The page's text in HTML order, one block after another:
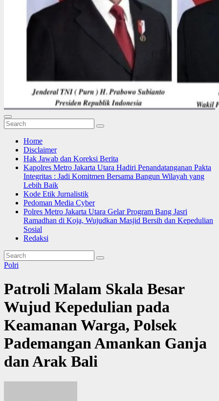
Home
Disclaimer
Hak Jawab dan Koreksi Berita
Kapolres Metro Jakarta Utara Hadiri Penandatanganan Pakta
Integritas : Jadi Komitmen Bersama Bangun Wilayah yang
Lebih Baik
Kode Etik Jurnalistik
Pedoman Media Cyber
Polres Metro Jakarta Utara Gelar Program Bang Jasri
Ramadhan di Koja, Wujudkan Masjid Bersih dan Kepedulian
Sosial
Redaksi
Polri
Patroli Malam Skala Besar
Wujud Kepedulian pada
Keamanan Warga, Polsek
Pademangan Amankan Ganja
dan Arak Bali